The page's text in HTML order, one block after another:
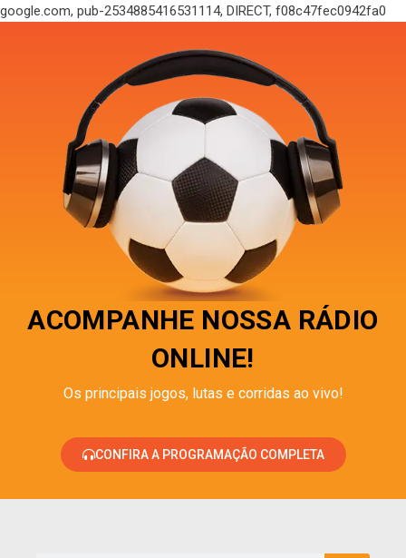
google.com, pub-2534885416531114, DIRECT, f08c47fec0942fa0
ACOMPANHE NOSSA RÁDIO
ONLINE!
Os principais jogos, lutas e corridas ao vivo!
CONFIRA A PROGRAMAÇÃO COMPLETA